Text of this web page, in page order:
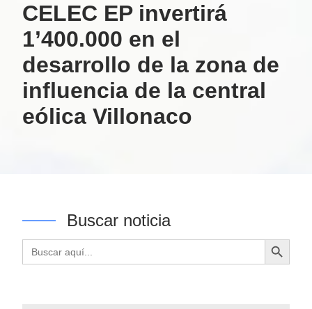
CELEC EP invertirá
1’400.000 en el
desarrollo de la zona de
influencia de la central
eólica Villonaco
Buscar noticia
Buscar: Botón de búsqueda